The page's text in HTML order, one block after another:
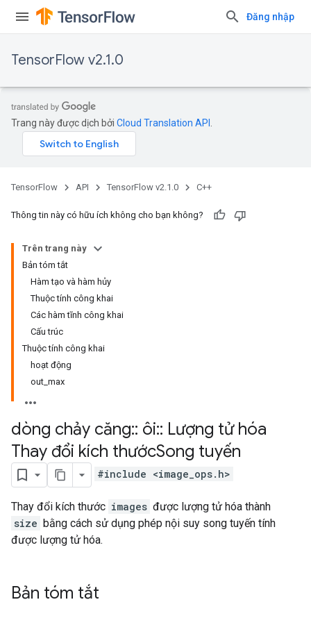
Đăng nhập
TensorFlow v2.1.0
Trang này được dịch bởi Cloud Translation API
TensorFlow API TensorFlow v2.1.0 C++
Thông tin này có hữu ích không cho bạn không?
Trên trang này
Bản tóm tắt
Hàm tạo và hàm hủy
Thuộc tính công khai
Các hàm tĩnh công khai
Cấu trúc
Thuộc tính công khai
hoạt động
out_max
dòng chảy căng:: ôi:: Lượng tử hóa
Thay đổi kích thướcSong tuyến
#include <image_ops.h>
Thay đổi kích thước images được lượng tử hóa thành
size bằng cách sử dụng phép nội suy song tuyến tính
được lượng tử hóa.
Bản tóm tắt